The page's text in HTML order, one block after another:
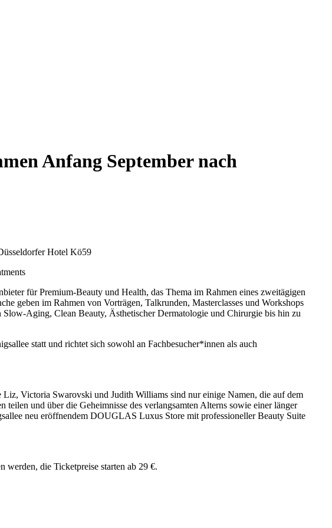
Anfang September nach
Hotel Kö59
für Premium-Beauty und Health, das Thema im Rahmen eines zweitägigen
geben im Rahmen von Vorträgen, Talkrunden, Masterclasses und Workshops
Aging, Clean Beauty, Ästhetischer Dermatologie und Chirurgie bis hin zu
statt und richtet sich sowohl an Fachbesucher*innen als auch
Victoria Swarovski und Judith Williams sind nur einige Namen, die auf dem
und über die Geheimnisse des verlangsamten Alterns sowie einer länger
neu eröffnendem DOUGLAS Luxus Store mit professioneller Beauty Suite
die Ticketpreise starten ab 29 €.